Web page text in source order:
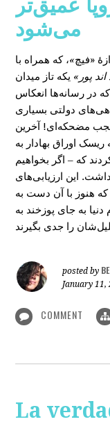
عمیق‌تر
می‌شود
«فیچ»، که همراه با
اند پور» یکه‌ تاز میدان
در رسانه‌ها انعکاس
دولتی بسیاری
عجب مضحکه‌ای! آخرین
اوراق بهادار به
که – اگر بخواهیم
این ارزیابی‌های
هنوز با آن دست به
دنیا به جای پوزخند به
posted by
January 11,
COMMENT
La